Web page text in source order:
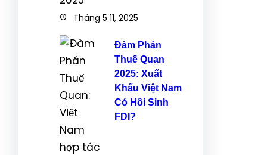
Tháng 5 11, 2025
Đàm Phán
Thuế Quan
2025: Xuất
Khẩu Việt Nam
Có Hồi Sinh
FDI?